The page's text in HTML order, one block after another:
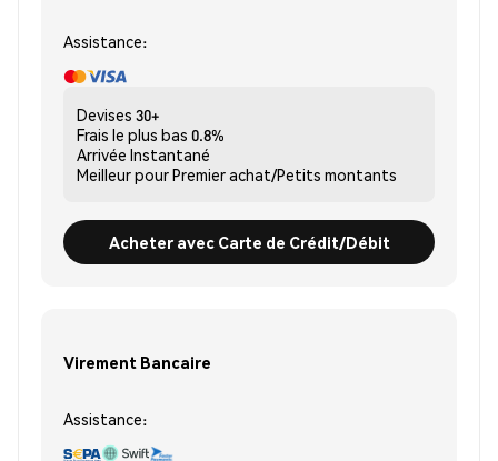
Assistance:
Devises 30+
Frais le plus bas 0.8%
Arrivée Instantané
Meilleur pourPremier achat/Petits montants
Acheter avec Carte de Crédit/Débit
Virement Bancaire
Assistance: